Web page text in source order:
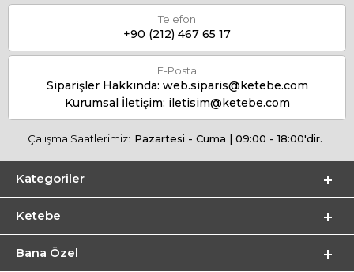
Telefon
+90 (212) 467 65 17
E-Posta
Siparişler Hakkında: web.siparis@ketebe.com
Kurumsal İletişim: iletisim@ketebe.com
Çalışma Saatlerimiz: Pazartesi - Cuma | 09:00 - 18:00'dir.
Kategoriler
Ketebe
Bana Özel